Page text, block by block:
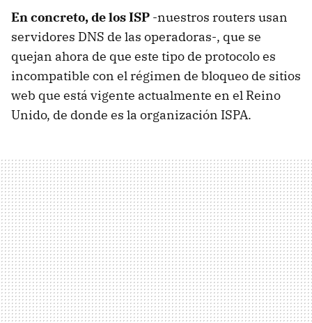
En concreto, de los ISP -nuestros routers usan
servidores DNS de las operadoras-, que se
quejan ahora de que este tipo de protocolo es
incompatible con el régimen de bloqueo de sitios
web que está vigente actualmente en el Reino
Unido, de donde es la organización ISPA.